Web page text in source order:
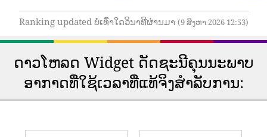
Ranking updated ບໍ່ເທົ່າໃດວິນາທີຜ່ານມາ (9 ສິງຫາ 2026 12:53)
ດາວ​ໂຫລດ Widget ດັດ​ຊະ​ນີ​ຄຸນ​ນະ​ພາບ​
ອາ​ກາດ​ທີ່​ໃຊ້​ເວ​ລາ​ທີ່​ແທ້​ຈິງ​ສໍາ​ລັບ​ການ​: